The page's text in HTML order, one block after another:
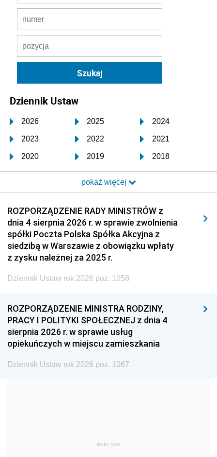
Dziennik Ustaw
2026 2025 2024
2023 2022 2021
2020 2019 2018
2017 2016 2015
2014 2013 2012
2011 2010 2009
2008 2007 2006
2005 2004 2003
2002 2001
1999 1998
1993 1992 1991
1990 1989
1987 1986 1985
1984 1983
pokaż więcej
ROZPORZĄDZENIE RADY MINISTRÓW z
dnia 4 sierpnia 2026 r. w sprawie zwolnienia
spółki Poczta Polska Spółka Akcyjna z
siedzibą w Warszawie z obowiązku wpłaty
z zysku należnej za 2025 r.
Dziennik Ustaw rok 2026 poz. 1058
ROZPORZĄDZENIE MINISTRA RODZINY,
PRACY I POLITYKI SPOŁECZNEJ z dnia 4
sierpnia 2026 r. w sprawie usług
opiekuńczych w miejscu zamieszkania
Dziennik Ustaw rok 2026 poz. 1067
REKLAMA